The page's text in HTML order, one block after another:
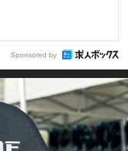
Sponsored by